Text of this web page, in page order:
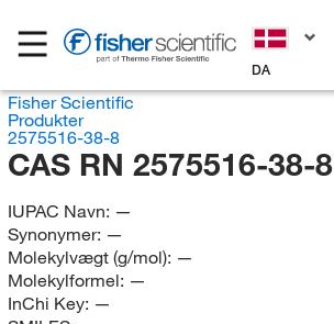
DA
Fisher Scientific
Produkter
2575516-38-8
CAS RN 2575516-38-8
IUPAC Navn: —
Synonymer: —
Molekylvægt (g/mol): —
Molekylformel: —
InChi Key: —